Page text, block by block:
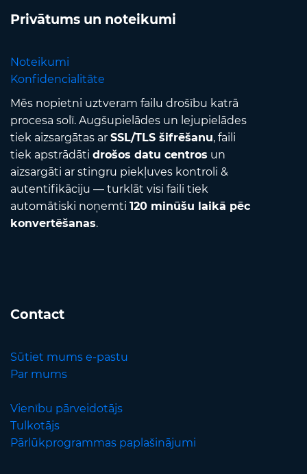
Privātums un noteikumi
Noteikumi
Konfidencialitāte
Mēs nopietni uztveram failu drošību katrā
procesa solī. Augšupielādes un lejupielādes
tiek aizsargātas ar SSL/TLS šifrēšanu, faili
tiek apstrādāti drošos datu centros un
aizsargāti ar stingru piekļuves kontroli &
autentifikāciju — turklāt visi faili tiek
automātiski noņemti 120 minūšu laikā pēc
konvertēšanas.
Contact
Sūtiet mums e-pastu
Par mums
Vienību pārveidotājs
Tulkotājs
Pārlūkprogrammas paplašinājumi